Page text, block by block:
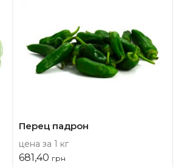
Перец падрон
цена за 1 кг
681,40 грн